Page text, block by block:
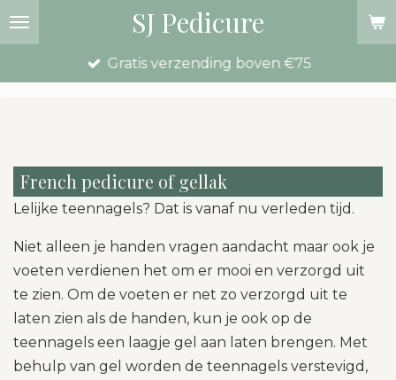
Ga
direct
SJ Pedicure
Gratis verzending boven €75
French pedicure of gellak
Lelijke teennagels? Dat is vanaf nu verleden tijd.
Niet alleen je handen vragen aandacht maar ook je
voeten verdienen het om er mooi en verzorgd uit
te zien. Om de voeten er net zo verzorgd uit te
laten zien als de handen, kun je ook op de
teennagels een laagje gel aan laten brengen. Met
behulp van gel worden de teennagels verstevigd,